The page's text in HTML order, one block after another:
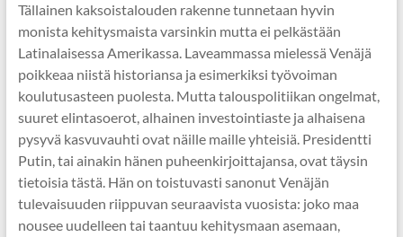
Tällainen kaksoistalouden rakenne tunnetaan hyvin
monista kehitysmaista varsinkin mutta ei pelkästään
Latinalaisessa Amerikassa. Laveammassa mielessä Venäjä
poikkeaa niistä historiansa ja esimerkiksi työvoiman
koulutusasteen puolesta. Mutta talouspolitiikan ongelmat,
suuret elintasoerot, alhainen investointiaste ja alhaisena
pysyvä kasvuvauhti ovat näille maille yhteisiä. Presidentti
Putin, tai ainakin hänen puheenkirjoittajansa, ovat täysin
tietoisia tästä. Hän on toistuvasti sanonut Venäjän
tulevaisuuden riippuvan seuraavista vuosista: joko maa
nousee uudelleen tai taantuu kehitysmaan asemaan,